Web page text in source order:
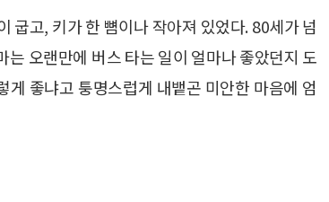
굽고, 키가 한 뼘이나 작아져 있었다. 80세가 넘
오랜만에 버스 타는 일이 얼마나 좋았던지 도
좋냐고 퉁명스럽게 내뱉곤 미안한 마음에 엄